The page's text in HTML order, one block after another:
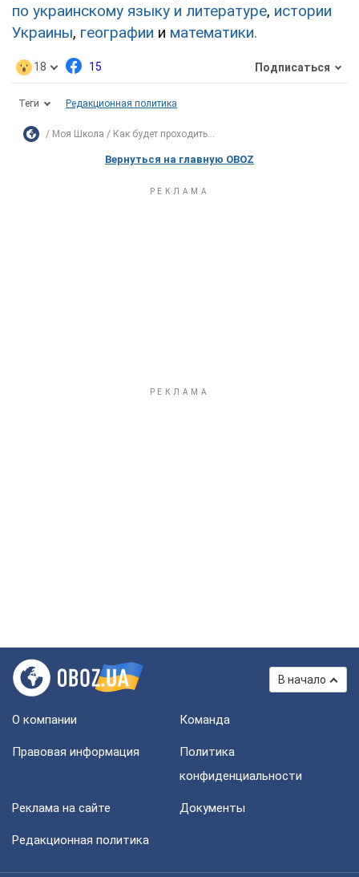
по украинскому языку и литературе, истории
Украины, географии и математики.
18 15 Подписаться
Теги Редакционная политика
Моя Школа Как будет проходить...
Вернуться на главную OBOZ
В начало
О компании Команда
Правовая информация
Политика
конфиденциальности
Реклама на сайте Документы
Редакционная политика